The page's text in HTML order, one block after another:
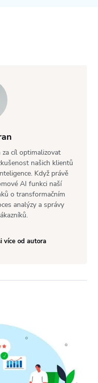
cíl optimalizovat
našich klientů
Když právě
AI funkci naší
o transformačním
analýzy a správy
více od autora